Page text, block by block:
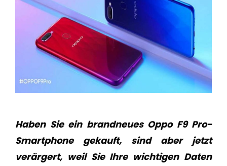
Haben Sie ein brandneues Oppo F9 Pro-
Smartphone gekauft, sind aber jetzt
verärgert, weil Sie Ihre wichtigen Daten